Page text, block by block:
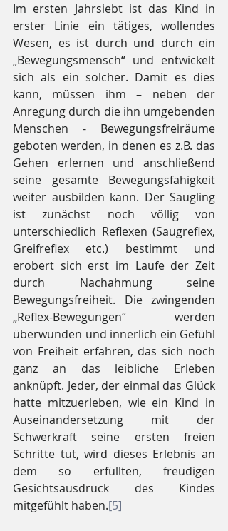
Im ersten Jahrsiebt ist das Kind in
erster Linie ein tätiges, wollendes
Wesen, es ist durch und durch ein
„Bewegungsmensch“ und entwickelt
sich als ein solcher. Damit es dies
kann, müssen ihm – neben der
Anregung durch die ihn umgebenden
Menschen - Bewegungsfreiräume
geboten werden, in denen es z.B. das
Gehen erlernen und anschließend
seine gesamte Bewegungsfähigkeit
weiter ausbilden kann. Der Säugling
ist zunächst noch völlig von
unterschiedlich Reflexen (Saugreflex,
Greifreflex etc.) bestimmt und
erobert sich erst im Laufe der Zeit
durch Nachahmung seine
Bewegungsfreiheit. Die zwingenden
„Reflex-Bewegungen“ werden
überwunden und innerlich ein Gefühl
von Freiheit erfahren, das sich noch
ganz an das leibliche Erleben
anknüpft. Jeder, der einmal das Glück
hatte mitzuerleben, wie ein Kind in
Auseinandersetzung mit der
Schwerkraft seine ersten freien
Schritte tut, wird dieses Erlebnis an
dem so erfüllten, freudigen
Gesichtsausdruck des Kindes
mitgefühlt haben.[5]